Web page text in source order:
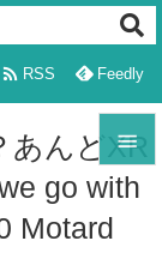


メニュ
 RSS Feedly
んどXR
go with
Motard